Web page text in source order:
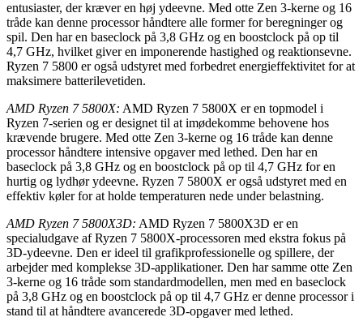
entusiaster, der kræver en høj ydeevne. Med otte Zen 3-kerne og 16
tråde kan denne processor håndtere alle former for beregninger og
spil. Den har en baseclock på 3,8 GHz og en boostclock på op til
4,7 GHz, hvilket giver en imponerende hastighed og reaktionsevne.
Ryzen 7 5800 er også udstyret med forbedret energieffektivitet for at
maksimere batterilevetiden.
AMD Ryzen 7 5800X: AMD Ryzen 7 5800X er en topmodel i
Ryzen 7-serien og er designet til at imødekomme behovene hos
krævende brugere. Med otte Zen 3-kerne og 16 tråde kan denne
processor håndtere intensive opgaver med lethed. Den har en
baseclock på 3,8 GHz og en boostclock på op til 4,7 GHz for en
hurtig og lydhør ydeevne. Ryzen 7 5800X er også udstyret med en
effektiv køler for at holde temperaturen nede under belastning.
AMD Ryzen 7 5800X3D: AMD Ryzen 7 5800X3D er en
specialudgave af Ryzen 7 5800X-processoren med ekstra fokus på
3D-ydeevne. Den er ideel til grafikprofessionelle og spillere, der
arbejder med komplekse 3D-applikationer. Den har samme otte Zen
3-kerne og 16 tråde som standardmodellen, men med en baseclock
på 3,8 GHz og en boostclock på op til 4,7 GHz er denne processor i
stand til at håndtere avancerede 3D-opgaver med lethed.